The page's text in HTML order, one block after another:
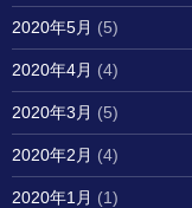
2020年5月 (5)
2020年4月 (4)
2020年3月 (5)
2020年2月 (4)
2020年1月 (1)